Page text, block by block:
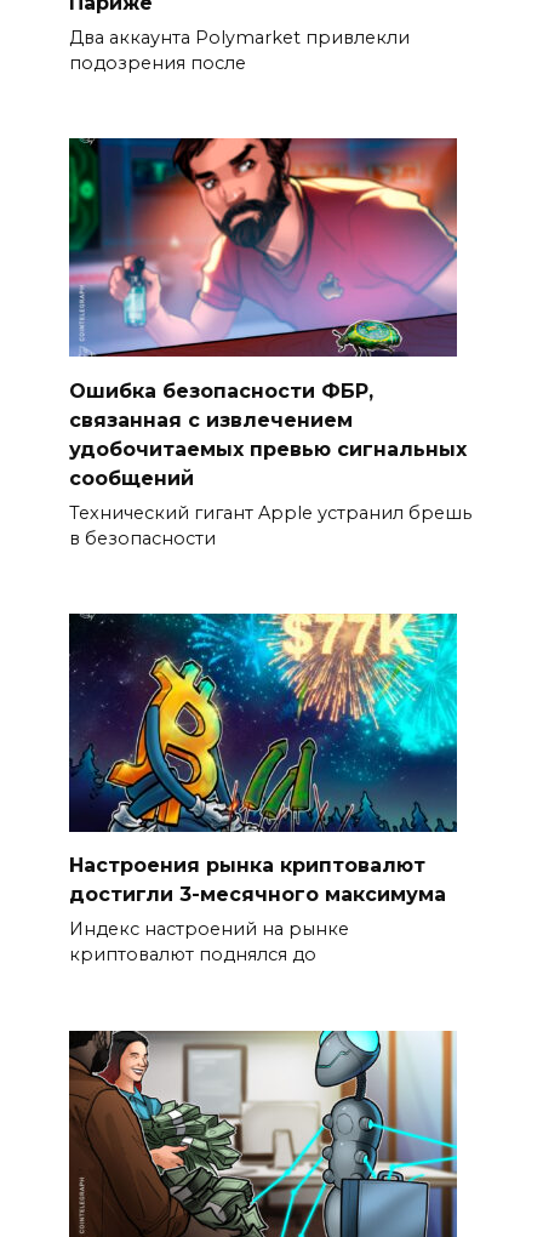
Два аккаунта Polymarket привлекли
подозрения после
Ошибка безопасности ФБР,
связанная с извлечением
удобочитаемых превью сигнальных
сообщений
Технический гигант Apple устранил брешь
в безопасности
Настроения рынка криптовалют
достигли 3-месячного максимума
Индекс настроений на рынке
криптовалют поднялся до